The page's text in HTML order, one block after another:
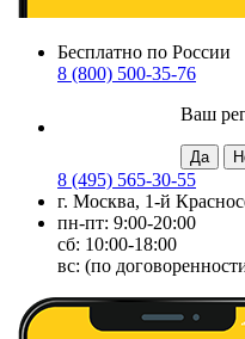
Бесплатно по России
8 (800) 500-35-76
Ваш
8 (495) 565-30-55
г. Москва, 1-й
пн-пт: 9:00-20:00
сб: 10:00-18:00
вс: (по